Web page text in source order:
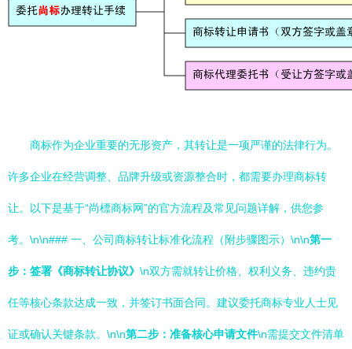
商标作为企业重要的无形资产，其转让是一项严谨的法律行为。
许多企业在经营调整、品牌升级或资源整合时，都需要办理商标转
让。以下是基于“尚標商标网”的官方流程及常见问题详解，供您参
考。\n\n### 一、公司商标转让标准化流程（附步骤图示）\n\n第一
步：签署《商标转让协议》 \n双方需就转让价格、权利义务、违约责
任等核心条款达成一致，并签订书面合同。建议委托商标专业人士见
证或确认关键条款。\n\n第二步：准备核心申请文件\n需提交文件清单